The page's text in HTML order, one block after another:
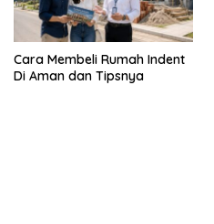
Cara Membeli Rumah Indent
Di Aman dan Tipsnya